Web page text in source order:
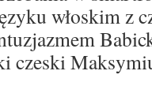
włoskim z
czeski